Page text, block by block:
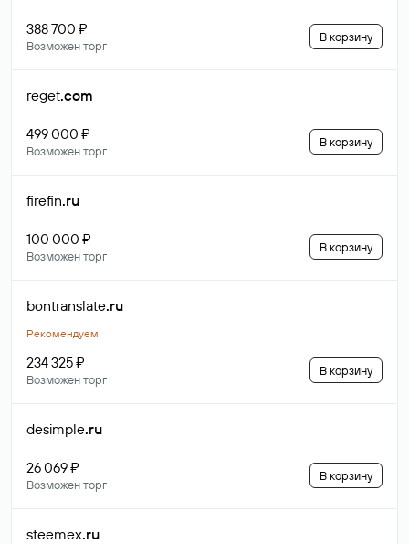
388 700 ₽
Возможен торг
В корзину
reget.com
499 000 ₽
Возможен торг
В корзину
firefin.ru
100 000 ₽
Возможен торг
В корзину
bontranslate.ru
Рекомендуем
234 325 ₽
Возможен торг
В корзину
desimple.ru
26 069 ₽
Возможен торг
В корзину
steemex.ru